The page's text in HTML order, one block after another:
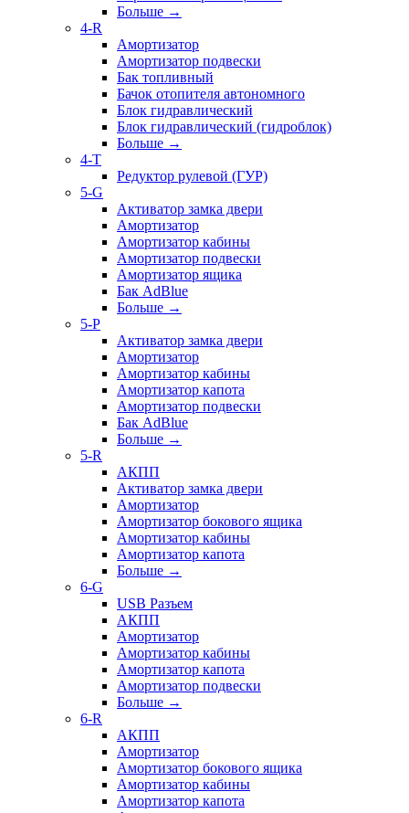
Больше →
4-R
Амортизатор
Амортизатор подвески
Бак топливный
Бачок отопителя автономного
Блок гидравлический
Блок гидравлический (гидроблок)
Больше →
4-T
Редуктор рулевой (ГУР)
5-G
Активатор замка двери
Амортизатор
Амортизатор кабины
Амортизатор подвески
Амортизатор ящика
Бак AdBlue
Больше →
5-P
Активатор замка двери
Амортизатор
Амортизатор кабины
Амортизатор капота
Амортизатор подвески
Бак AdBlue
Больше →
5-R
АКПП
Активатор замка двери
Амортизатор
Амортизатор бокового ящика
Амортизатор кабины
Амортизатор капота
Больше →
6-G
USB Разъем
АКПП
Амортизатор
Амортизатор кабины
Амортизатор капота
Амортизатор подвески
Больше →
6-R
АКПП
Амортизатор
Амортизатор бокового ящика
Амортизатор кабины
Амортизатор капота